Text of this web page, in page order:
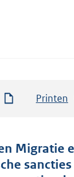
Printen
Migratie